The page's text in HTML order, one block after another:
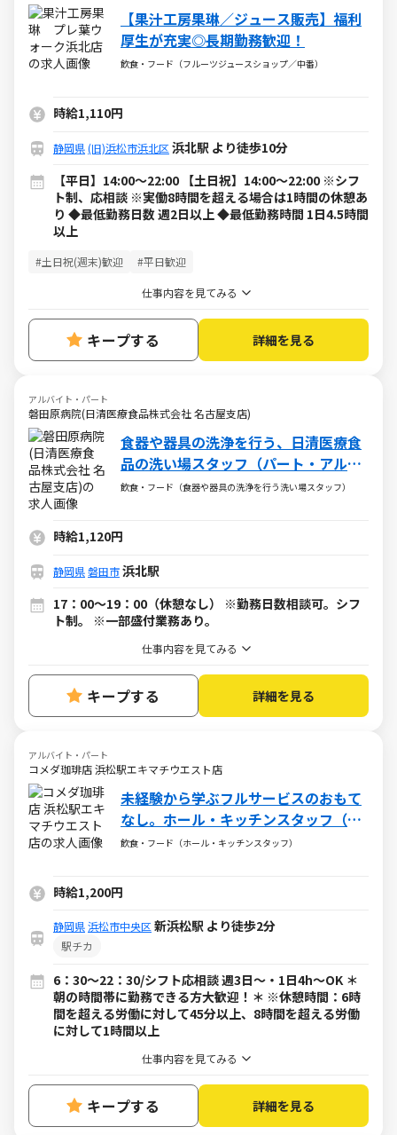
【果汁工房果琳／ジュース販売】福利
厚生が充実◎長期勤務歓迎！
飲食・フード（フルーツジュースショップ／中番）
時給1,110円
静岡県(旧)浜松市浜北区 浜北駅 より徒歩10分
【平日】14:00～22:00 【土日祝】14:00～22:00 ※シフ
ト制、応相談 ※実働8時間を超える場合は1時間の休憩あ
り ◆最低勤務日数 週2日以上 ◆最低勤務時間 1日4.5時間
以上
#土日祝(週末)歓迎 #平日歓迎
仕事内容を見てみる
キープする 詳細を見る
アルバイト・パート
磐田原病院(日清医療食品株式会社 名古屋支店)
食器や器具の洗浄を行う、日清医療食
品の洗い場スタッフ（パート・アルバ
イト）求人
飲食・フード（食器や器具の洗浄を行う洗い場スタッフ）
時給1,120円
静岡県磐田市浜北駅
17：00～19：00（休憩なし） ※勤務日数相談可。シフ
ト制。 ※一部盛付業務あり。
仕事内容を見てみる
キープする 詳細を見る
アルバイト・パート
コメダ珈琲店 浜松駅エキマチウエスト店
未経験から学ぶフルサービスのおもて
なし。ホール・キッチンスタッフ（ア
ルバイト・パート）求人
飲食・フード（ホール・キッチンスタッフ）
時給1,200円
静岡県浜松市中央区 新浜松駅 より徒歩2分
駅チカ
6：30～22：30/シフト応相談 週3日～・1日4h～OK ＊
朝の時間帯に勤務できる方大歓迎！＊ ※休憩時間：6時
間を超える労働に対して45分以上、8時間を超える労働
に対して1時間以上
仕事内容を見てみる
キープする 詳細を見る